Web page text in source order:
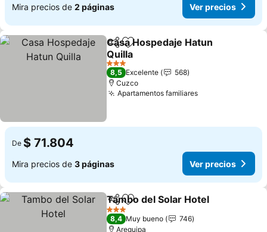
Mira precios de 2 páginas Ver precios
CompartirAgregar a favoritos
Casa Hospedaje Hatun
Quilla
3 Estrellas
8,5 Excelente
568
Cuzco
Apartamentos familiares
De $ 71.804
Mira precios de 3 páginas Ver precios
Compartir
Agregar a favoritos
Tambo del Solar Hotel
3 Estrellas
8,4 Muy bueno
746
Arequipa